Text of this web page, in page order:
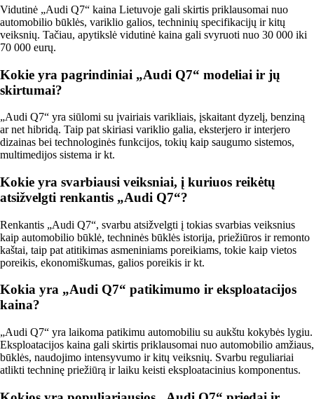
Vidutinė „Audi Q7“ kaina Lietuvoje gali skirtis priklausomai nuo
automobilio būklės, variklio galios, techninių specifikacijų ir kitų
veiksnių. Tačiau, apytikslė vidutinė kaina gali svyruoti nuo 30 000 iki
70 000 eurų.
Kokie yra pagrindiniai „Audi Q7“ modeliai ir jų
skirtumai?
„Audi Q7“ yra siūlomi su įvairiais varikliais, įskaitant dyzelį, benziną
ar net hibridą. Taip pat skiriasi variklio galia, eksterjero ir interjero
dizainas bei technologinės funkcijos, tokių kaip saugumo sistemos,
multimedijos sistema ir kt.
Kokie yra svarbiausi veiksniai, į kuriuos reikėtų
atsižvelgti renkantis „Audi Q7“?
Renkantis „Audi Q7“, svarbu atsižvelgti į tokias svarbias veiksnius
kaip automobilio būklė, techninės būklės istorija, priežiūros ir remonto
kaštai, taip pat atitikimas asmeniniams poreikiams, tokie kaip vietos
poreikis, ekonomiškumas, galios poreikis ir kt.
Kokia yra „Audi Q7“ patikimumo ir eksploatacijos
kaina?
„Audi Q7“ yra laikoma patikimu automobiliu su aukštu kokybės lygiu.
Eksploatacijos kaina gali skirtis priklausomai nuo automobilio amžiaus,
būklės, naudojimo intensyvumo ir kitų veiksnių. Svarbu reguliariai
atlikti techninę priežiūrą ir laiku keisti eksploatacinius komponentus.